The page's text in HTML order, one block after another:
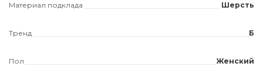
Материал подклада Шерсть
Тренд Б
Пол Женский